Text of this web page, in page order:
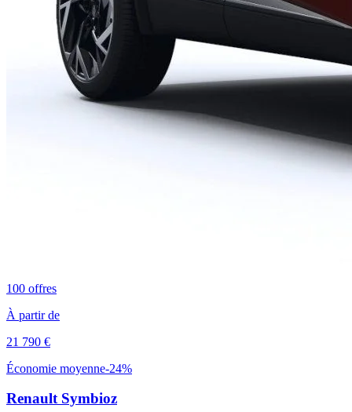
100 offres
À partir de
21 790 €
Économie moyenne-24%
Renault Symbioz